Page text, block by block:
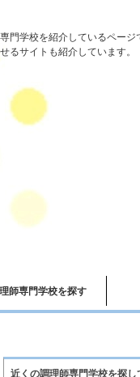
門学校を紹介しているページ
るサイトも紹介しています。
師専門学校を探す
近くの調理師専門学校を探し